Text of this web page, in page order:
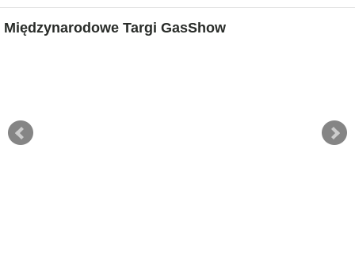
Międzynarodowe Targi GasShow